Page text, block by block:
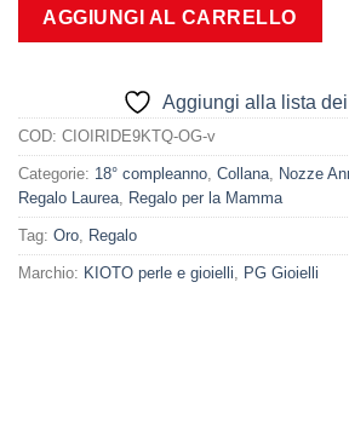
AGGIUNGI AL CARRELLO
Aggiungi alla lista
COD: CIOIRIDE9KTQ-OG-v
Categorie: 18° compleanno Collana Nozze
Regalo Laurea
Regalo per la Mamma
Tag: Oro Regalo
Marchio: KIOTO perle e gioielli PG Gioielli